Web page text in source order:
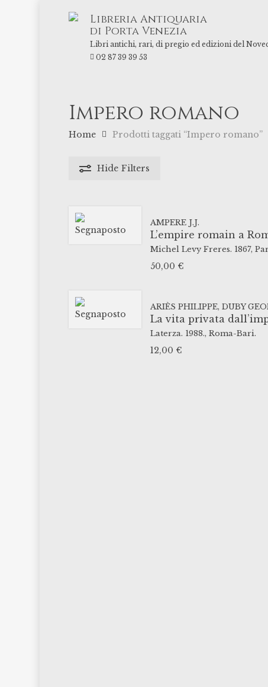
Libreria Antiquaria
di Porta Venezia
Libri antichi, rari, di pregio ed edizioni del
02 87 39 39 53
Impero romano
Home Prodotti taggati “Impero romano”
Hide Filters
AMPERE J.J.
L’empire romain a
Michel Levy Freres. 1867,
50,00 €
ARIÈS PHILIPPE, DUBY
La vita privata
Laterza. 1988., Roma-Bari.
12,00 €